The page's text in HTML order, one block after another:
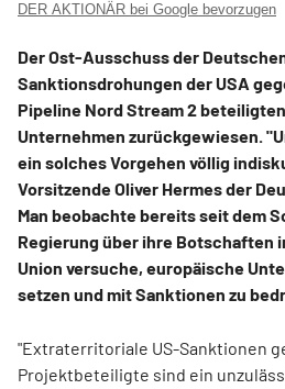
DER AKTIONÄR bei Google bevorzugen
Der Ost-Ausschuss der
Sanktionsdrohungen der USA
Pipeline Nord Stream 2
Unternehmen zurückgewiesen.
ein solches Vorgehen völlig
Vorsitzende Oliver Hermes der
Man beobachte bereits seit dem
Regierung über ihre Botschaften
Union versuche, europäische
setzen und mit Sanktionen zu
"Extraterritoriale US-Sanktionen
Projektbeteiligte sind ein